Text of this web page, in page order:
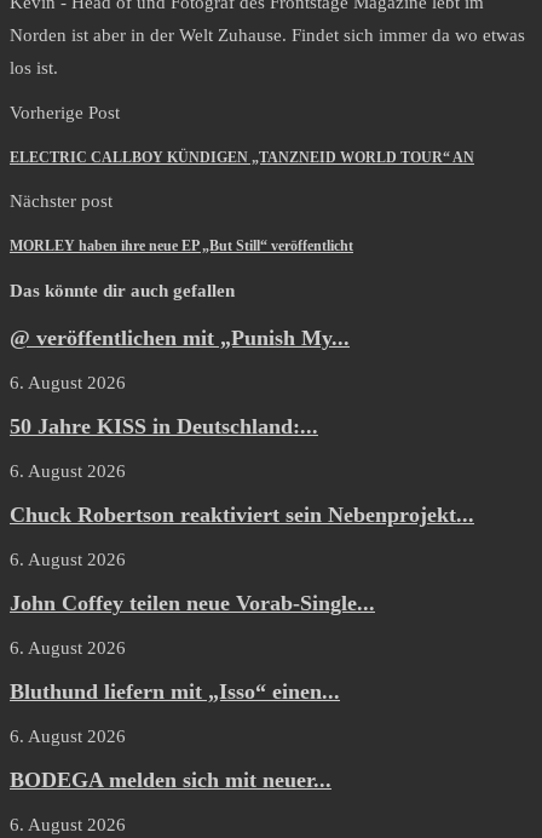
Norden ist aber in der Welt Zuhause. Findet sich immer da wo etwas
los ist.
Vorherige Post
ELECTRIC CALLBOY KÜNDIGEN „TANZNEID WORLD TOUR“ AN
Nächster post
MORLEY haben ihre neue EP „But Still“ veröffentlicht
Das könnte dir auch gefallen
@ veröffentlichen mit „Punish My...
6. August 2026
50 Jahre KISS in Deutschland:...
6. August 2026
Chuck Robertson reaktiviert sein Nebenprojekt...
6. August 2026
John Coffey teilen neue Vorab-Single...
6. August 2026
Bluthund liefern mit „Isso“ einen...
6. August 2026
BODEGA melden sich mit neuer...
6. August 2026